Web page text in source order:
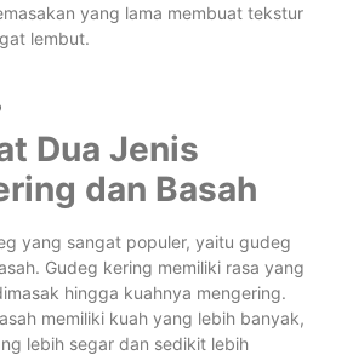
yang lama membuat tekstur
lembut.
Dua Jenis
dan Basah
yang sangat populer, yaitu gudeg
Gudeg kering memiliki rasa yang
hingga kuahnya mengering.
memiliki kuah yang lebih banyak,
lebih segar dan sedikit lebih